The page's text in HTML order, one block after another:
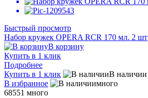
Быстрый просмотр
Набор кружек OPERA RCR 170 мл. 2 шт
В корзину
Купить в 1 клик
Подробнее
Купить в 1 клик
В наличии
В избранное
много
68551 много